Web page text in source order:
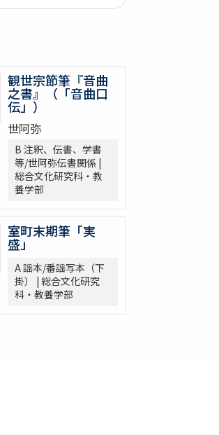
観世宗節筆『音曲
之書』（「音曲口
伝」）
世阿弥
B 注釈、伝書、学書
等/世阿弥伝書関係 |
総合文化研究科・教
養学部
室町末期筆「実
盛」
A 謡本/番謡写本（下
掛） | 総合文化研究
科・教養学部